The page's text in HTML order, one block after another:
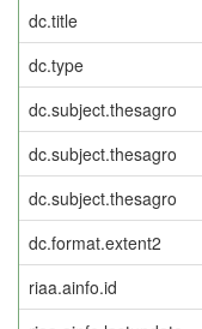
dc.title
dc.type
dc.subject.thesagro
dc.subject.thesagro
dc.subject.thesagro
dc.format.extent2
riaa.ainfo.id